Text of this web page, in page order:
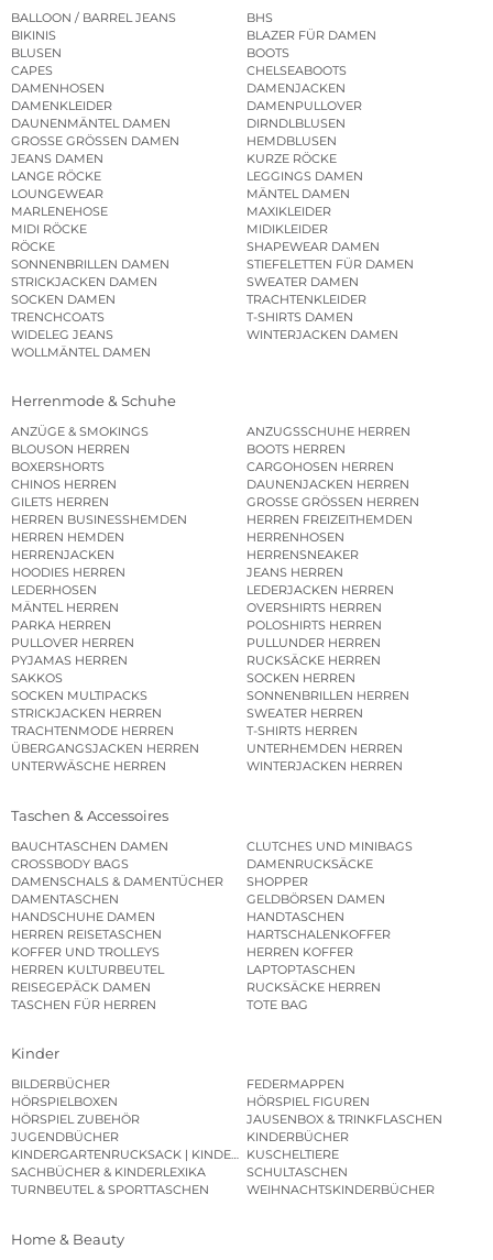
BALLOON / BARREL JEANS
BHS
BIKINIS
BLAZER FÜR DAMEN
BLUSEN
BOOTS
CAPES
CHELSEABOOTS
DAMENHOSEN
DAMENJACKEN
DAMENKLEIDER
DAMENPULLOVER
DAUNENMÄNTEL DAMEN
DIRNDLBLUSEN
GROSSE GRÖSSEN DAMEN
HEMDBLUSEN
JEANS DAMEN
KURZE RÖCKE
LANGE RÖCKE
LEGGINGS DAMEN
LOUNGEWEAR
MÄNTEL DAMEN
MARLENEHOSE
MAXIKLEIDER
MIDI RÖCKE
MIDIKLEIDER
RÖCKE
SHAPEWEAR DAMEN
SONNENBRILLEN DAMEN
STIEFELETTEN FÜR DAMEN
STRICKJACKEN DAMEN
SWEATER DAMEN
SOCKEN DAMEN
TRACHTENKLEIDER
TRENCHCOATS
T-SHIRTS DAMEN
WIDELEG JEANS
WINTERJACKEN DAMEN
WOLLMÄNTEL DAMEN
Herrenmode & Schuhe
ANZÜGE & SMOKINGS
ANZUGSSCHUHE HERREN
BLOUSON HERREN
BOOTS HERREN
BOXERSHORTS
CARGOHOSEN HERREN
CHINOS HERREN
DAUNENJACKEN HERREN
GILETS HERREN
GROSSE GRÖSSEN HERREN
HERREN BUSINESSHEMDEN
HERREN FREIZEITHEMDEN
HERREN HEMDEN
HERRENHOSEN
HERRENJACKEN
HERRENSNEAKER
HOODIES HERREN
JEANS HERREN
LEDERHOSEN
LEDERJACKEN HERREN
MÄNTEL HERREN
OVERSHIRTS HERREN
PARKA HERREN
POLOSHIRTS HERREN
PULLOVER HERREN
PULLUNDER HERREN
PYJAMAS HERREN
RUCKSÄCKE HERREN
SAKKOS
SOCKEN HERREN
SOCKEN MULTIPACKS
SONNENBRILLEN HERREN
STRICKJACKEN HERREN
SWEATER HERREN
TRACHTENMODE HERREN
T-SHIRTS HERREN
ÜBERGANGSJACKEN HERREN
UNTERHEMDEN HERREN
UNTERWÄSCHE HERREN
WINTERJACKEN HERREN
Taschen & Accessoires
BAUCHTASCHEN DAMEN
CLUTCHES UND MINIBAGS
CROSSBODY BAGS
DAMENRUCKSÄCKE
DAMENSCHALS & DAMENTÜCHER
SHOPPER
DAMENTASCHEN
GELDBÖRSEN DAMEN
HANDSCHUHE DAMEN
HANDTASCHEN
HERREN REISETASCHEN
HARTSCHALENKOFFER
KOFFER UND TROLLEYS
HERREN KOFFER
HERREN KULTURBEUTEL
LAPTOPTASCHEN
REISEGEPÄCK DAMEN
RUCKSÄCKE HERREN
TASCHEN FÜR HERREN
TOTE BAG
Kinder
BILDERBÜCHER
FEDERMAPPEN
HÖRSPIELBOXEN
HÖRSPIEL FIGUREN
HÖRSPIEL ZUBEHÖR
JAUSENBOX & TRINKFLASCHEN
JUGENDBÜCHER
KINDERBÜCHER
KINDERGARTENRUCKSACK | KINDERGARTENBEUTEL
KUSCHELTIERE
SACHBÜCHER & KINDERLEXIKA
SCHULTASCHEN
TURNBEUTEL & SPORTTASCHEN
WEIHNACHTSKINDERBÜCHER
Home & Beauty